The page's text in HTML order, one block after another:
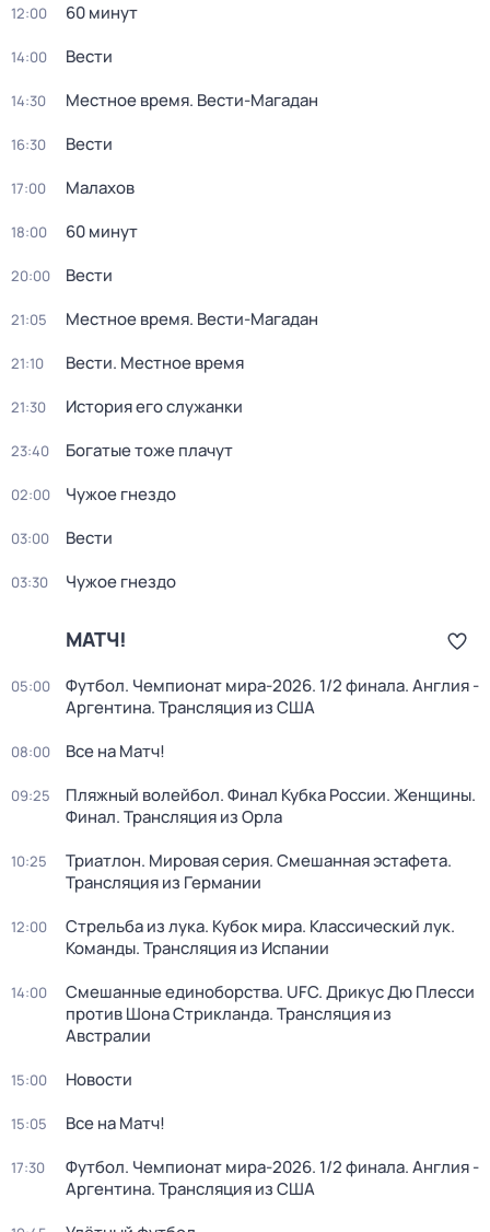
12:00 60 минут
14:00 Вести
14:30 Местное время. Вести-Магадан
16:30 Вести
17:00 Малахов
18:00 60 минут
20:00 Вести
21:05 Местное время. Вести-Магадан
21:10 Вести. Местное время
21:30 История его служанки
23:40 Богатые тоже плачут
02:00 Чужое гнездо
03:00 Вести
03:30 Чужое гнездо
МАТЧ!
05:00
Футбол. Чемпионат мира-2026. 1/2 финала. Англия -
Аргентина. Трансляция из США
08:00 Все на Матч!
09:25
Пляжный волейбол. Финал Кубка России. Женщины.
Финал. Трансляция из Орла
10:25
Триатлон. Мировая серия. Смешанная эстафета.
Трансляция из Германии
12:00
Стрельба из лука. Кубок мира. Классический лук.
Команды. Трансляция из Испании
14:00
Смешанные единоборства. UFC. Дрикус Дю Плесси
против Шона Стрикланда. Трансляция из
Австралии
15:00 Новости
15:05 Все на Матч!
17:30
Футбол. Чемпионат мира-2026. 1/2 финала. Англия -
Аргентина. Трансляция из США